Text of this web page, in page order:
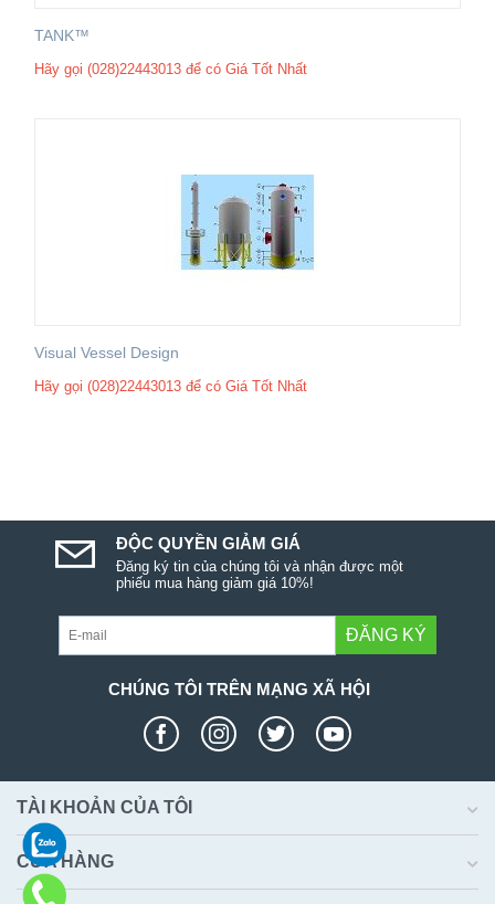
TANK™
Hãy gọi (028)22443013 để có Giá Tốt Nhất
Visual Vessel Design
Hãy gọi (028)22443013 để có Giá Tốt Nhất
ĐỘC QUYỀN GIẢM GIÁ
Đăng ký tin của chúng tôi và nhận được một
phiếu mua hàng giảm giá 10%!
ĐĂNG KÝ
CHÚNG TÔI TRÊN MẠNG XÃ HỘI
TÀI KHOẢN CỦA TÔI
CỬA HÀNG